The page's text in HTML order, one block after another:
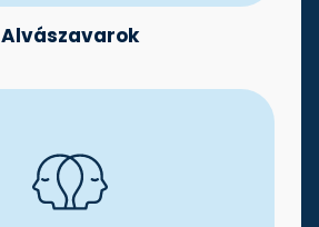
Alvászavarok